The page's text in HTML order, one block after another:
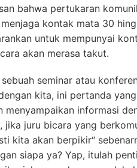
bahwa pertukaran
kontak mata 30
untuk mempunyai
akan merasa takut.
seminar atau
kita, ini pertanda
menyampaikan informasi
jika juru bicara yang
kita akan berpikir“
siapa ya? Yap, itulah